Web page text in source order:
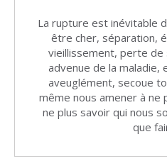
La rupture est inévitable
être cher, séparation,
vieillissement, perte
advenue de la maladie,
aveuglément, secoue
même nous amener à ne
ne plus savoir qui nous
que